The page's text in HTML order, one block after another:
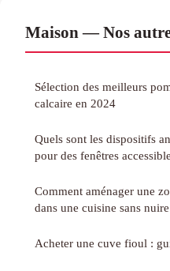
Maison — Nos
Sélection des meilleurs
calcaire en 2024
Quels sont les dispositifs
pour des fenêtres
Comment aménager une
dans une cuisine sans
Acheter une cuve fioul :